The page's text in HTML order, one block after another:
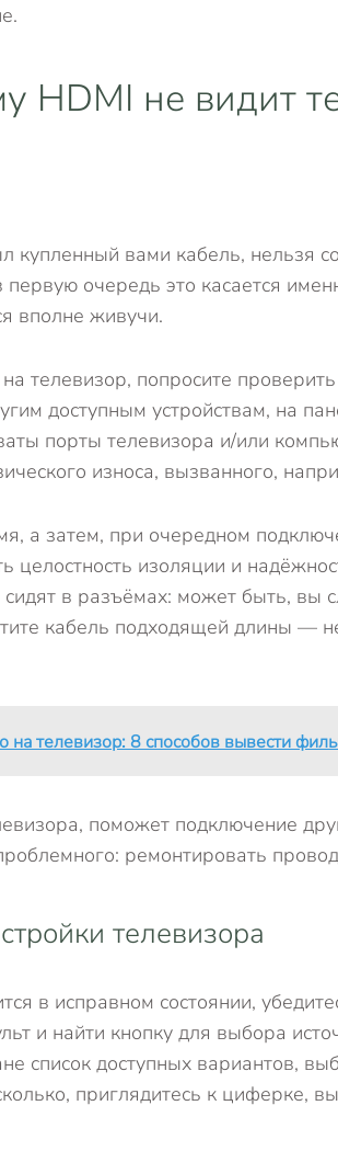
HDMI не видит
вами кабель, нельзя
очередь это касается
вполне живучи.
телевизор, попросите
доступным устройствам, на
порты телевизора и/или
износа, вызванного,
а затем, при очередном
изоляции и
в разъёмах: может быть, вы
кабель подходящей длины —
на телевизор: 8 способов вывести
поможет подключение
ремонтировать
телевизора
в исправном состоянии,
и найти кнопку для выбора
список доступных вариантов,
приглядитесь к циферке,